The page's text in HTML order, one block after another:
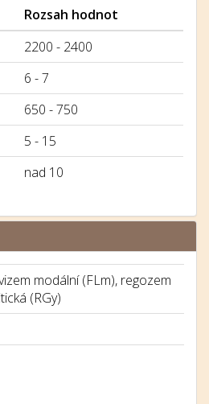
Rozsah hodnot
2200 - 2400
6 - 7
650 - 750
5 - 15
nad 10
modální (FLm), regozem
(RGy)